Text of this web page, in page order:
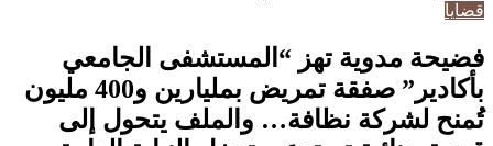
قضايا
فضيحة مدوية تهز “المستشفى الجامعي
بأكادير” صفقة تمريض بمليارين و400 مليون
تُمنح لشركة نظافة… والملف يتحول إلى